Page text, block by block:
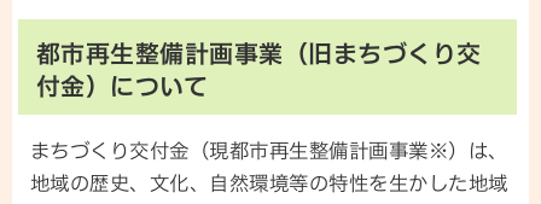
都市再生整備計画事業（旧まちづくり交
付金）について
まちづくり交付金（現都市再生整備計画事業※）は、
地域の歴史、文化、自然環境等の特性を生かした地域